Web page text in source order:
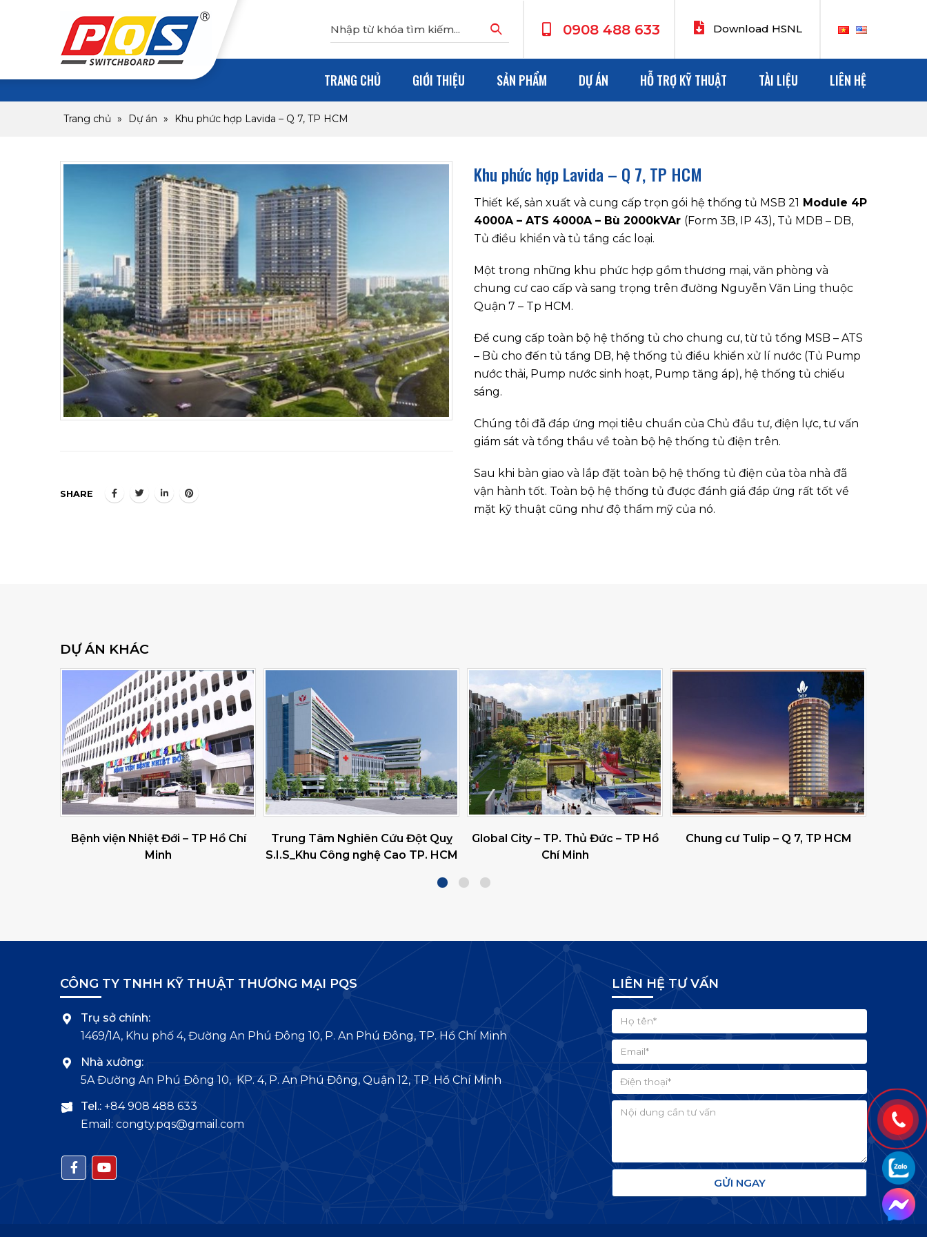
0908 488 633 Download HSNL
TRANG CHỦ GIỚI THIỆU SẢN PHẨM DỰ ÁN HỖ TRỢ KỸ THUẬT TÀI LIỆU LIÊN HỆ
Trang chủ » Dự án » Khu phức hợp Lavida – Q 7, TP HCM
SHARE
Khu phức hợp Lavida – Q 7, TP HCM
Thiết kế, sản xuất và cung cấp trọn gói hệ thống tủ MSB 21 Module 4P
4000A – ATS 4000A – Bù 2000kVAr (Form 3B, IP 43), Tủ MDB – DB,
Tủ điều khiển và tủ tầng các loại.
Một trong những khu phức hợp gồm thương mại, văn phòng và
chung cư cao cấp và sang trọng trên đường Nguyễn Văn Ling thuộc
Quận 7 – Tp HCM.
Để cung cấp toàn bộ hệ thống tủ cho chung cư, từ tủ tổng MSB – ATS
– Bù cho đến tủ tầng DB, hệ thống tủ điều khiển xử lí nước (Tủ Pump
nước thải, Pump nước sinh hoạt, Pump tăng áp), hệ thống tủ chiếu
sáng.
Chúng tôi đã đáp ứng mọi tiêu chuẩn của Chủ đầu tư, điện lực, tư vấn
giám sát và tổng thầu về toàn bộ hệ thống tủ điện trên.
Sau khi bàn giao và lắp đặt toàn bộ hệ thống tủ điện của tòa nhà đã
vận hành tốt. Toàn bộ hệ thống tủ được đánh giá đáp ứng rất tốt về
mặt kỹ thuật cũng như độ thẩm mỹ của nó.
DỰ ÁN KHÁC
Bệnh viện Nhiệt Đới – TP Hồ Chí
Minh
Trung Tâm Nghiên Cứu Đột Quỵ
S.I.S_Khu Công nghệ Cao TP. HCM
Global City – TP. Thủ Đức – TP Hồ
Chí Minh
Chung cư Tulip – Q 7, TP HCM
CÔNG TY TNHH KỸ THUẬT THƯƠNG MẠI PQS
Trụ sở chính:
1469/1A, Khu phố 4, Đường An Phú Đông 10, P. An Phú Đông, TP. Hồ Chí Minh
Nhà xưởng:
5A Đường An Phú Đông 10, KP. 4, P. An Phú Đông, Quận 12, TP. Hồ Chí Minh
Tel.: +84 908 488 633
Email: congty.pqs@gmail.com
LIÊN HỆ TƯ VẤN